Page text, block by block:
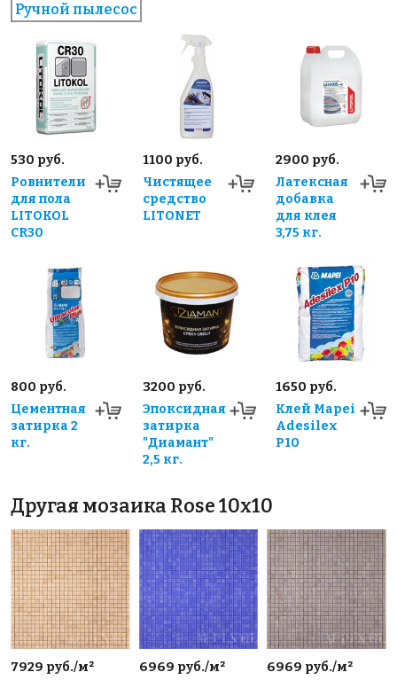
Ручной пылесос
530 руб.
Ровнители
для пола
LITOKOL
CR30
1100 руб.
Чистящее
средство
LITONET
2900 руб.
Латексная
добавка
для клея
3,75 кг.
800 руб.
Цементная
затирка 2
кг.
3200 руб.
Эпоксидная
затирка
"Диамант"
2,5 кг.
1650 руб.
Клей Mapei
Adesilex
P10
Другая мозаика Rose 10x10
7929 руб./м²
6969 руб./м²
6969 руб./м²